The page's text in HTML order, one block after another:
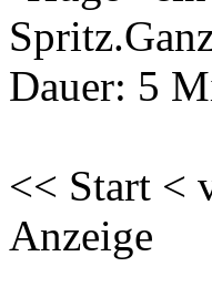
Dauer: 5
<< Start <
Anzeige